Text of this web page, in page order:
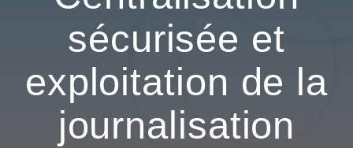
sécurisée et
exploitation de la
journalisation